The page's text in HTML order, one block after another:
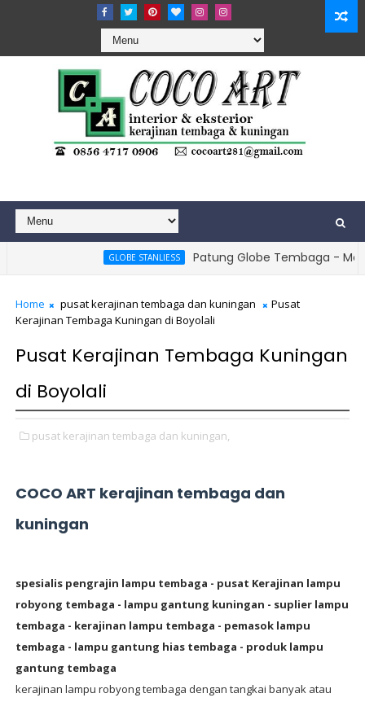
Patung Globe Tembaga - Monumen Bola
Home pusat kerajinan tembaga dan kuningan
Pusat
Kerajinan Tembaga Kuningan di Boyolali
Pusat Kerajinan Tembaga Kuningan
di Boyolali
pusat kerajinan tembaga dan kuningan,
COCO ART kerajinan tembaga dan
kuningan
spesialis pengrajin lampu tembaga - pusat Kerajinan lampu
robyong tembaga - lampu gantung kuningan - suplier lampu
tembaga - kerajinan lampu tembaga - pemasok lampu
tembaga - lampu gantung hias tembaga - produk lampu
gantung tembaga
kerajinan lampu robyong tembaga dengan tangkai banyak atau